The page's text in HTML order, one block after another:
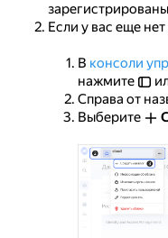
Если у вас еще
В консоли
нажмите
Справа от
Выберите